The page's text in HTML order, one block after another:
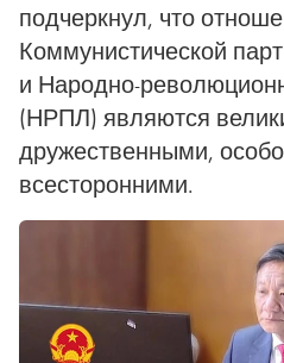
подчеркнул, что
Коммунистической
и Народно-
(НРПЛ) являются
дружественными,
всесторонними.